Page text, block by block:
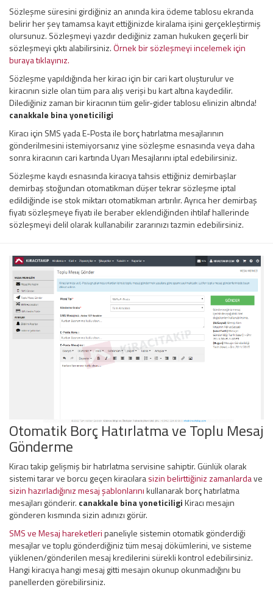
Sözleşme süresini girdiğiniz an anında kira ödeme tablosu ekranda
belirir her şey tamamsa kayıt ettiğinizde kiralama işini gerçekleştirmiş
olursunuz. Sözleşmeyi yazdır dediğiniz zaman hukuken geçerli bir
sözleşmeyi çıktı alabilirsiniz.Örnek bir sözleşmeyi incelemek için
buraya tıklayınız.
Sözleşme yapıldığında her kiracı için bir cari kart oluşturulur ve
kiracının sizle olan tüm para alış verişi bu kart altına kaydedilir.
Dilediğiniz zaman bir kiracının tüm gelir-gider tablosu elinizin altında!
canakkale bina yoneticiligi
Kiracı için SMS yada E-Posta ile borç hatırlatma mesajlarının
gönderilmesini istemiyorsanız yine sözleşme esnasında veya daha
sonra kiracının cari kartında Uyarı Mesajlarını iptal edebilirsiniz.
Sözleşme kaydı esnasında kiracıya tahsis ettiğiniz demirbaşlar
demirbaş stoğundan otomatikman düşer tekrar sözleşme iptal
edildiğinde ise stok miktarı otomatikman artırılır. Ayrıca her demirbaş
fiyatı sözleşmeye fiyatı ile beraber eklendiğinden ihtilaf hallerinde
sözleşmeyi delil olarak kullanabilir zararınızı tazmin edebilirsiniz.
Otomatik Borç Hatırlatma ve Toplu Mesaj
Gönderme
Kiracı takip gelişmiş bir hatırlatma servisine sahiptir. Günlük olarak
sistemi tarar ve borcu geçen kiracılarasizin belirttiğiniz zamanlardave
sizin hazırladığınız mesaj şablonlarınıkullanarak borç hatırlatma
mesajları gönderir. canakkale bina yoneticiligiKiracı mesajın
gönderen kısmında sizin adınızı görür.
SMS ve Mesaj hareketleripaneliyle sistemin otomatik gönderdiği
mesajlar ve toplu gönderdiğiniz tüm mesaj dökümlerini, ve sisteme
yüklenen/gönderilen mesaj kredilerini sürekli kontrol edebilirsiniz.
Hangi kiracıya hangi mesaj gitti mesajın okunup okunmadığını bu
panellerden görebilirsiniz.